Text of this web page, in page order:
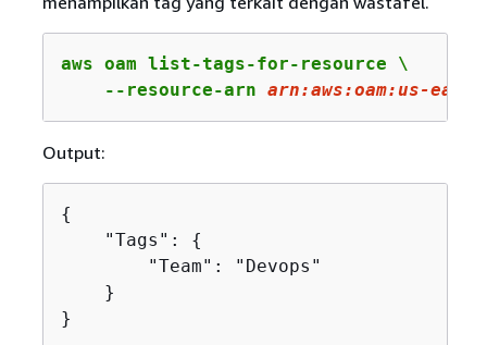
aws oam list-tags-for-resource \
    --resource-arn
arn:aws:oam:us-east-
Output:
{
    "Tags":
{
        "Team": "Devops"
    }
}